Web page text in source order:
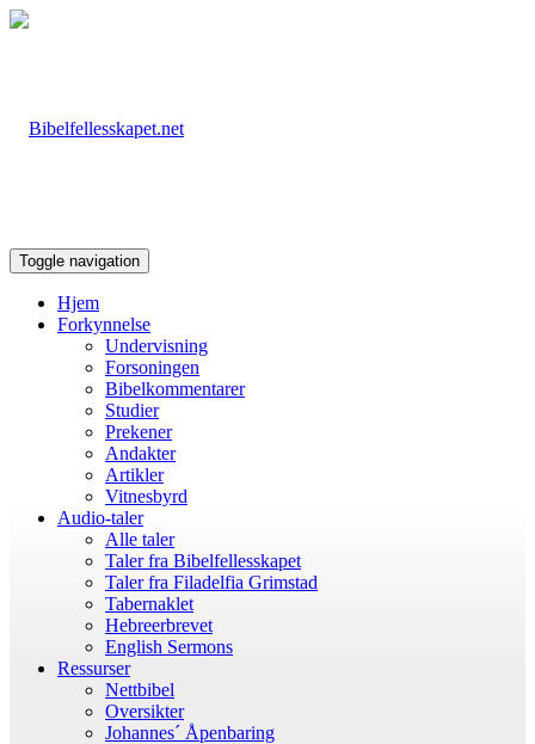
Toggle navigation
Hjem
Forkynnelse
Undervisning
Forsoningen
Bibelkommentarer
Studier
Prekener
Andakter
Artikler
Vitnesbyrd
Audio-taler
Alle taler
Taler fra Bibelfellesskapet
Taler fra Filadelfia Grimstad
Tabernaklet
Hebreerbrevet
English Sermons
Ressurser
Nettbibel
Oversikter
Johannes´ Åpenbaring